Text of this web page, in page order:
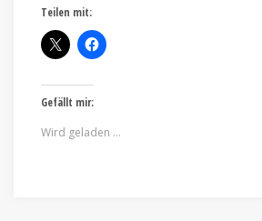
Teilen mit:
Gefällt mir:
Wird geladen …